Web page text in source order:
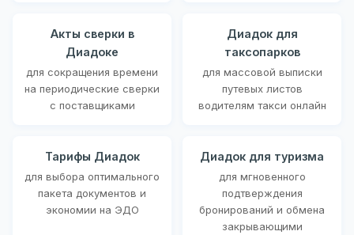
Акты сверки в
Диадоке
для сокращения времени
на периодические сверки
с поставщиками
Диадок для
таксопарков
для массовой выписки
путевых листов
водителям такси онлайн
Тарифы Диадок
для выбора оптимального
пакета документов и
экономии на ЭДО
Диадок для туризма
для мгновенного
подтверждения
бронирований и обмена
закрывающими